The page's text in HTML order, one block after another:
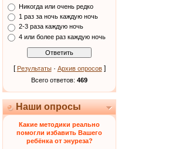
Никогда или очень редко
1 раз за ночь каждую ночь
2-3 раза каждую ночь
4 или более раз каждую ночь
[ Результаты· Архив опросов]
Всего ответов: 469
Наши опросы
Какие методики реально
помогли избавить Вашего
ребёнка от энуреза?